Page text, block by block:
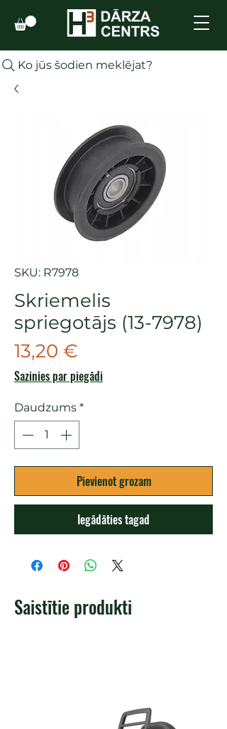
Ko jūs šodien meklējat?
SKU: R7978
Skriemelis
spriegotājs (13-7978)
13,20 €
Sazinies par piegādi
Daudzums *
Pievienot grozam
Iegādāties tagad
Saistītie produkti